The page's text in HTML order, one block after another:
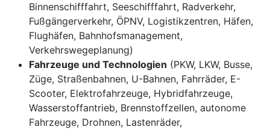
Binnenschifffahrt, Seeschifffahrt, Radverkehr,
Fußgängerverkehr, ÖPNV, Logistikzentren, Häfen,
Flughäfen, Bahnhofsmanagement,
Verkehrswegeplanung)
Fahrzeuge und Technologien (PKW, LKW, Busse,
Züge, Straßenbahnen, U-Bahnen, Fahrräder, E-
Scooter, Elektrofahrzeuge, Hybridfahrzeuge,
Wasserstoffantrieb, Brennstoffzellen, autonome
Fahrzeuge, Drohnen, Lastenräder,